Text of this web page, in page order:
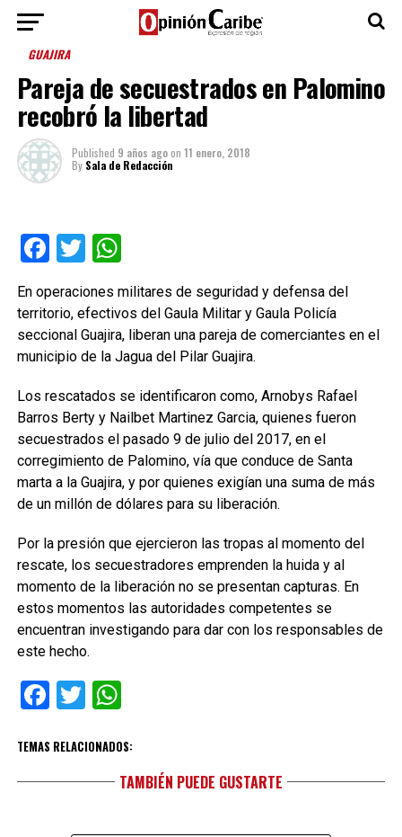
GUAJIRA
Pareja de secuestrados en Palomino
recobró la libertad
Published 9 años agoon 11 enero, 2018
By Sala de Redacción
Facebook
TwitterWhatsApp
En operaciones militares de seguridad y defensa del
territorio, efectivos del Gaula Militar y Gaula Policía
seccional Guajira, liberan una pareja de comerciantes en el
municipio de la Jagua del Pilar Guajira.
Los rescatados se identificaron como, Arnobys Rafael
Barros Berty y Nailbet Martinez Garcia, quienes fueron
secuestrados el pasado 9 de julio del 2017, en el
corregimiento de Palomino, vía que conduce de Santa
marta a la Guajira, y por quienes exigían una suma de más
de un millón de dólares para su liberación.
Por la presión que ejercieron las tropas al momento del
rescate, los secuestradores emprenden la huida y al
momento de la liberación no se presentan capturas. En
estos momentos las autoridades competentes se
encuentran investigando para dar con los responsables de
este hecho.
Facebook
TwitterWhatsApp
TEMAS RELACIONADOS:
TAMBIÉN PUEDE GUSTARTE